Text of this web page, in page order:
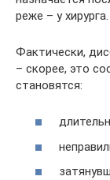
реже – у хирурга.
Фактически,
– скорее, это
становятся: